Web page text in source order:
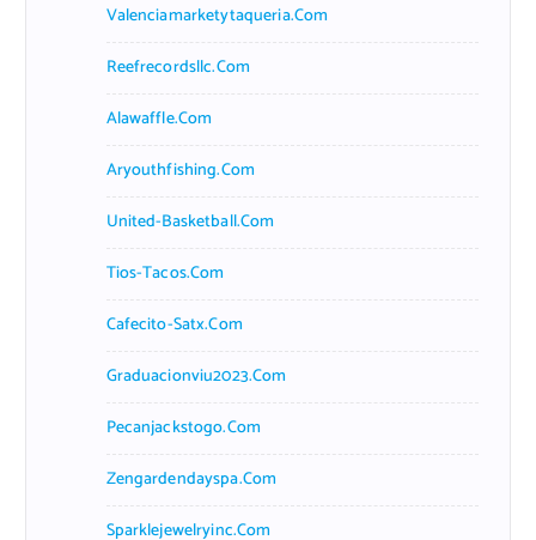
Valenciamarketytaqueria.com
Reefrecordsllc.com
Alawaffle.com
Aryouthfishing.com
United-Basketball.com
Tios-Tacos.com
Cafecito-Satx.com
Graduacionviu2023.com
Pecanjackstogo.com
Zengardendayspa.com
Sparklejewelryinc.com